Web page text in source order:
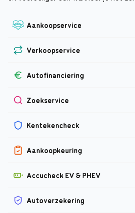
Aankoopservice
Verkoopservice
Autofinanciering
Zoekservice
Kentekencheck
Aankoopkeuring
Accucheck EV & PHEV
Autoverzekering